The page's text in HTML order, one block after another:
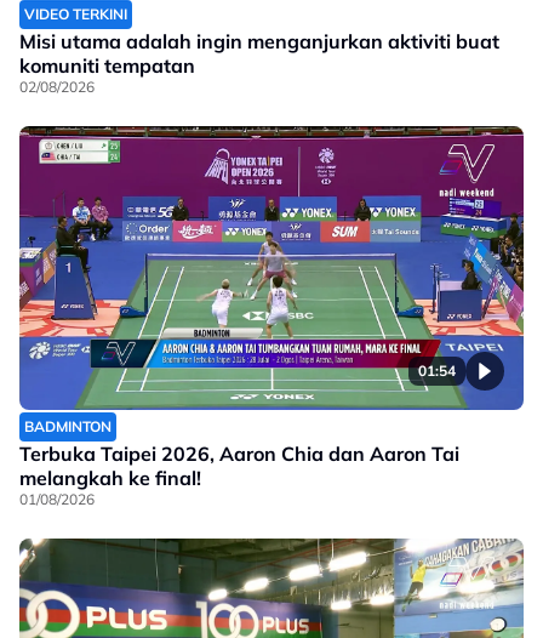
VIDEO TERKINI
Misi utama adalah ingin menganjurkan aktiviti buat
komuniti tempatan
02/08/2026
01:54
BADMINTON
Terbuka Taipei 2026, Aaron Chia dan Aaron Tai
melangkah ke final!
01/08/2026